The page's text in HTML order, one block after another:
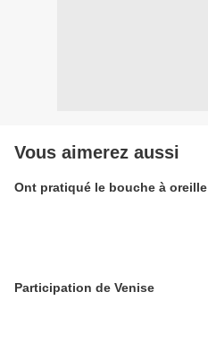
Vous aimerez aussi
Ont pratiqué le bouche à oreille
Participation de Venise